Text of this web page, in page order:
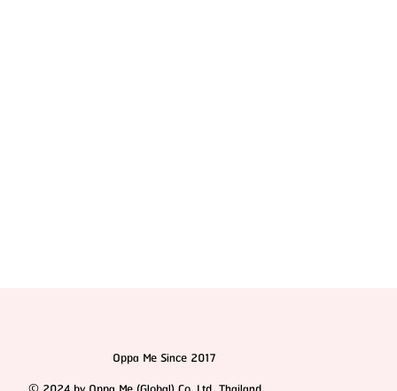
Oppa Me Since 2017